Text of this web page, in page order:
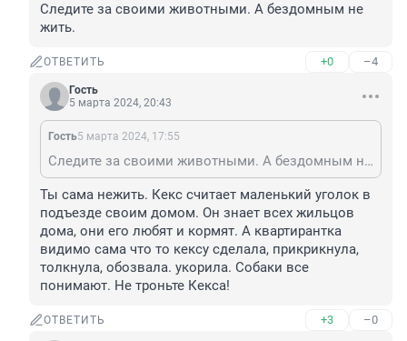
Следите за своими животными. А бездомным не
жить.
ОТВЕТИТЬ +0 –4
Гость
5 марта 2024, 20:43
Гость5 марта 2024, 17:55
Следите за своими животными. А бездомным не жить.
Ты сама нежить. Кекс считает маленький уголок в
подъезде своим домом. Он знает всех жильцов
дома, они его любят и кормят. А квартирантка
видимо сама что то кексу сделала, прикрикнула,
толкнула, обозвала. укорила. Собаки все
понимают. Не троньте Кекса!
ОТВЕТИТЬ +3 –0